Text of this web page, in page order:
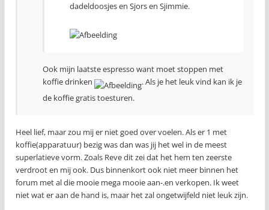
dadeldoosjes en Sjors en Sjimmie.
Ook mijn laatste espresso want moet stoppen met
koffie drinken
. Als je het leuk vind kan ik je
de koffie gratis toesturen.
Heel lief, maar zou mij er niet goed over voelen. Als er 1 met
koffie(apparatuur) bezig was dan was jij het wel in de meest
superlatieve vorm. Zoals Reve dit zei dat het hem ten zeerste
verdroot en mij ook. Dus binnenkort ook niet meer binnen het
forum met al die mooie mega mooie aan-.en verkopen. Ik weet
niet wat er aan de hand is, maar het zal ongetwijfeld niet leuk zijn.